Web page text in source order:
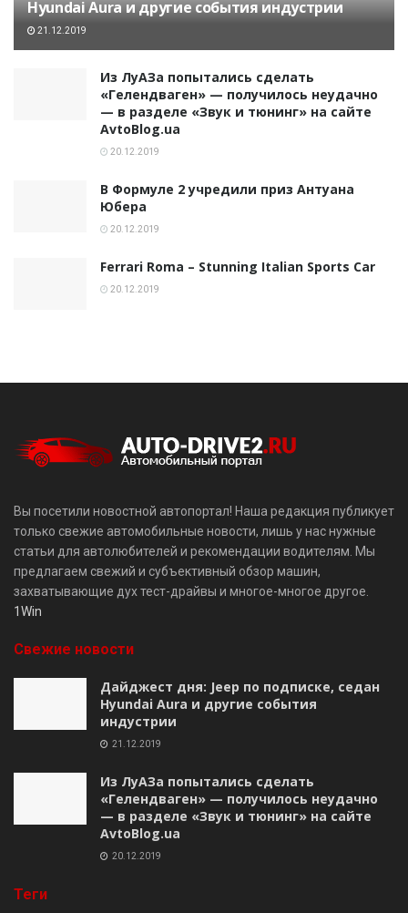
Hyundai Aura и другие события индустрии
21.12.2019
Из ЛуАЗа попытались сделать
«Гелендваген» — получилось неудачно
— в разделе «Звук и тюнинг» на сайте
AvtoBlog.ua
20.12.2019
В Формуле 2 учредили приз Антуана
Юбера
20.12.2019
Ferrari Roma – Stunning Italian Sports Car
20.12.2019
Вы посетили новостной автопортал! Наша редакция публикует
только свежие автомобильные новости, лишь у нас нужные
статьи для автолюбителей и рекомендации водителям. Мы
предлагаем свежий и субъективный обзор машин,
захватывающие дух тест-драйвы и многое-многое другое.
1Win
Свежие новости
Дайджест дня: Jeep по подписке, седан
Hyundai Aura и другие события
индустрии
21.12.2019
Из ЛуАЗа попытались сделать
«Гелендваген» — получилось неудачно
— в разделе «Звук и тюнинг» на сайте
AvtoBlog.ua
20.12.2019
Теги